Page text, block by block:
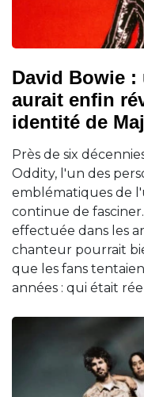
David Bowie
aurait enfin
identité de
Près de six
Oddity, l'un des
emblématiques de
continue de
effectuée dans les
chanteur pourrait
que les fans
années : qui était